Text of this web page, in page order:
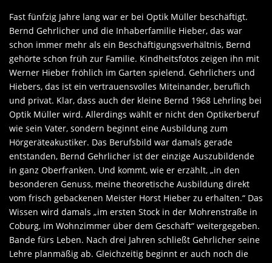
Fast fünfzig Jahre lang war er bei Optik Müller beschäftigt.
Bernd Gehrlicher und die Inhaberfamilie Hieber, das war
schon immer mehr als ein Beschäftigungsverhältnis, Bernd
gehörte schon früh zur Familie. Kindheitsfotos zeigen ihn mit
Werner Hieber fröhlich im Garten spielend. Gehrlichers und
Hiebers, das ist ein vertrauensvolles Miteinander, beruflich
und privat. Klar, dass auch der kleine Bernd 1968 Lehrling bei
Optik Müller wird. Allerdings wählt er nicht den Optikerberuf
wie sein Vater, sondern beginnt eine Ausbildung zum
Hörgeräteakustiker. Das Berufsbild war damals gerade
entstanden, Bernd Gehrlicher ist der einzige Auszubildende
in ganz Oberfranken. Und kommt, wie er erzählt, „in den
besonderen Genuss, meine theoretische Ausbildung direkt
vom frisch gebackenen Meister Horst Hieber zu erhalten.“ Das
Wissen wird damals „im ersten Stock in der Mohrenstraße in
Coburg, im Wohnzimmer über dem Geschäft“ weitergegeben.
Bande fürs Leben. Nach drei Jahren schließt Gehrlicher seine
Lehre planmäßig ab. Gleichzeitig beginnt er auch noch die